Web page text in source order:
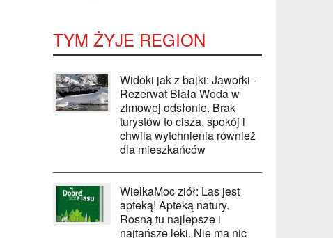
TYM ŻYJE REGION
Widoki jak z bajki: Jaworki -
Rezerwat Biała Woda w
zimowej odsłonie. Brak
turystów to cisza, spokój i
chwila wytchnienia również
dla mieszkańców
WielkaMoc ziół: Las jest
apteką! Apteką natury.
Rosną tu najlepsze i
najtańsze leki. Nie ma nic